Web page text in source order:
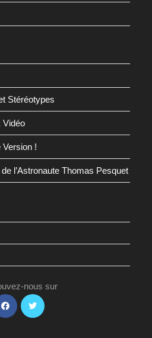
Stéréotypes
Vidéo
Version !
l’Astronaute Thomas Pesquet
nous sur
S’ouvre
dans
S’ouvre